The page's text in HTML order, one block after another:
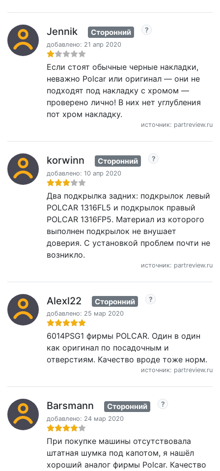
Jennik Сторонний
добавлено: 21 апр 2020
Если стоят обычные черные накладки,
неважно Polcar или оригинал — они не
подходят под накладку с хромом —
проверено лично! В них нет углубления
пот хром накладку.
источник: partreview.ru
korwinn Сторонний
добавлено: 10 апр 2020
Два подкрылка задних: подкрылок левый
POLCAR 1316FL5 и подкрылок правый
POLCAR 1316FP5. Материал из которого
выполнен подкрылок не внушает
доверия. С установкой проблем почти не
возникло.
источник: partreview.ru
Alexl22 Сторонний
добавлено: 25 мар 2020
6014PSG1 фирмы POLCAR. Один в один
как оригинал по посадочным и
отверстиям. Качество вроде тоже норм.
источник: partreview.ru
Barsmann Сторонний
добавлено: 24 мар 2020
При покупке машины отсутствовала
штатная шумка под капотом, я нашёл
хороший аналог фирмы Polcar. Качество